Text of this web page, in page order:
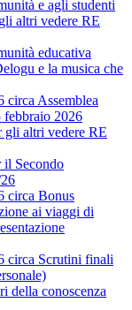
e agli studenti
altri vedere RE
educativa
e la musica che
circa Assemblea
febbraio 2026
gli altri vedere RE
il Secondo
circa Bonus
ai viaggi di
circa Scrutini finali
della conoscenza